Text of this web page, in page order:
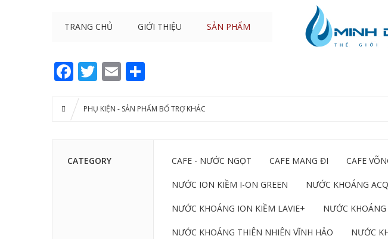
TRANG CHỦ GIỚI THIỆU SẢN PHẨM
Facebook
Twitter
Email
PHỤ KIỆN - SẢN PHẨM BỔ TRỢ KHÁC
CATEGORY CAFE - NƯỚC NGỌT CAFE MANG ĐI CAFE
NƯỚC ION KIỀM I-ON GREEN NƯỚC KHOÁNG
NƯỚC KHOÁNG ION KIỀM LAVIE+ NƯỚC KHOÁNG
NƯỚC KHOÁNG THIÊN NHIÊN VĨNH HẢO NƯỚC